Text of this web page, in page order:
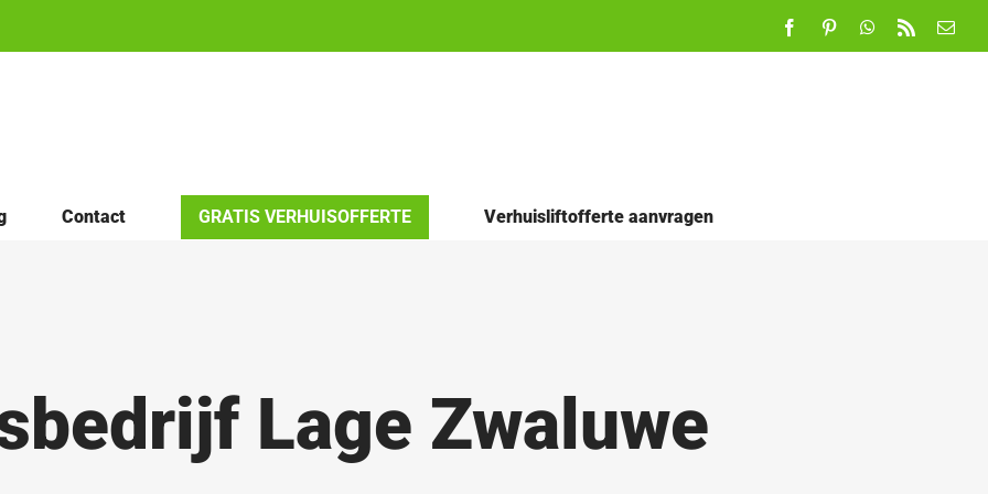
FacebookPinterestWhatsApp
Rss
E-
Contact GRATIS VERHUISOFFERTE Verhuisliftofferte aanvragen
Lage Zwaluwe